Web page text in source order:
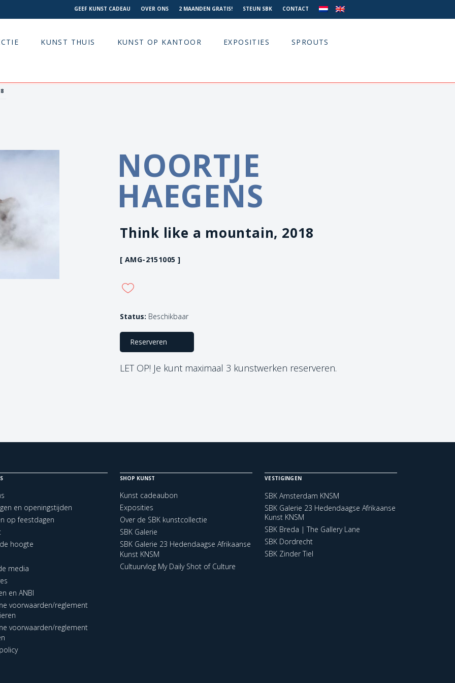
GEEF KUNST CADEAU OVER ONS 2 MAANDEN GRATIS! STEUN SBK CONTACT
KUNST THUIS KUNST OP KANTOOR EXPOSITIES SPROUTS
NOORTJE
HAEGENS
Think like a mountain, 2018
[ AMG-2151005 ]
Status: Beschikbaar
Reserveren
LET OP! Je kunt maximaal 3 kunstwerken reserveren.
en openingstijden
op feestdagen
hoogte
media
en ANBI
voorwaarden/reglement
voorwaarden/reglement
SHOP KUNST
Kunst cadeaubon
Exposities
Over de SBK kunstcollectie
SBK Galerie
SBK Galerie 23 Hedendaagse Afrikaanse
Kunst KNSM
Cultuurvlog My Daily Shot of Culture
VESTIGINGEN
SBK Amsterdam KNSM
SBK Galerie 23 Hedendaagse Afrikaanse
Kunst KNSM
SBK Breda | The Gallery Lane
SBK Dordrecht
SBK Zinder Tiel